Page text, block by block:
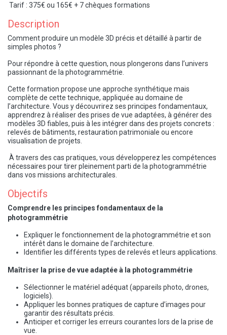
Tarif : 375€ ou 165€ + 7 chèques formations
Description
Comment produire un modèle 3D précis et détaillé à partir de
simples photos ?
Pour répondre à cette question, nous plongerons dans l’univers
passionnant de la photogrammétrie.
Cette formation propose une approche synthétique mais
complète de cette technique, appliquée au domaine de
l’architecture. Vous y découvrirez ses principes fondamentaux,
apprendrez à réaliser des prises de vue adaptées, à générer des
modèles 3D fiables, puis à les intégrer dans des projets concrets :
relevés de bâtiments, restauration patrimoniale ou encore
visualisation de projets.
À travers des cas pratiques, vous développerez les compétences
nécessaires pour tirer pleinement parti de la photogrammétrie
dans vos missions architecturales.
Objectifs​
Comprendre les principes fondamentaux de la
photogrammétrie
Expliquer le fonctionnement de la photogrammétrie et son
intérêt dans le domaine de l’architecture.
Identifier les différents types de relevés et leurs applications.
Maîtriser la prise de vue adaptée à la photogrammétrie
Sélectionner le matériel adéquat (appareils photo, drones,
logiciels).
Appliquer les bonnes pratiques de capture d’images pour
garantir des résultats précis.
Anticiper et corriger les erreurs courantes lors de la prise de
vue.